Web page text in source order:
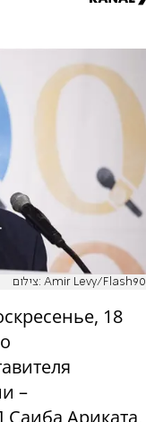
צילום: Amir Levy/Flash90
18
–